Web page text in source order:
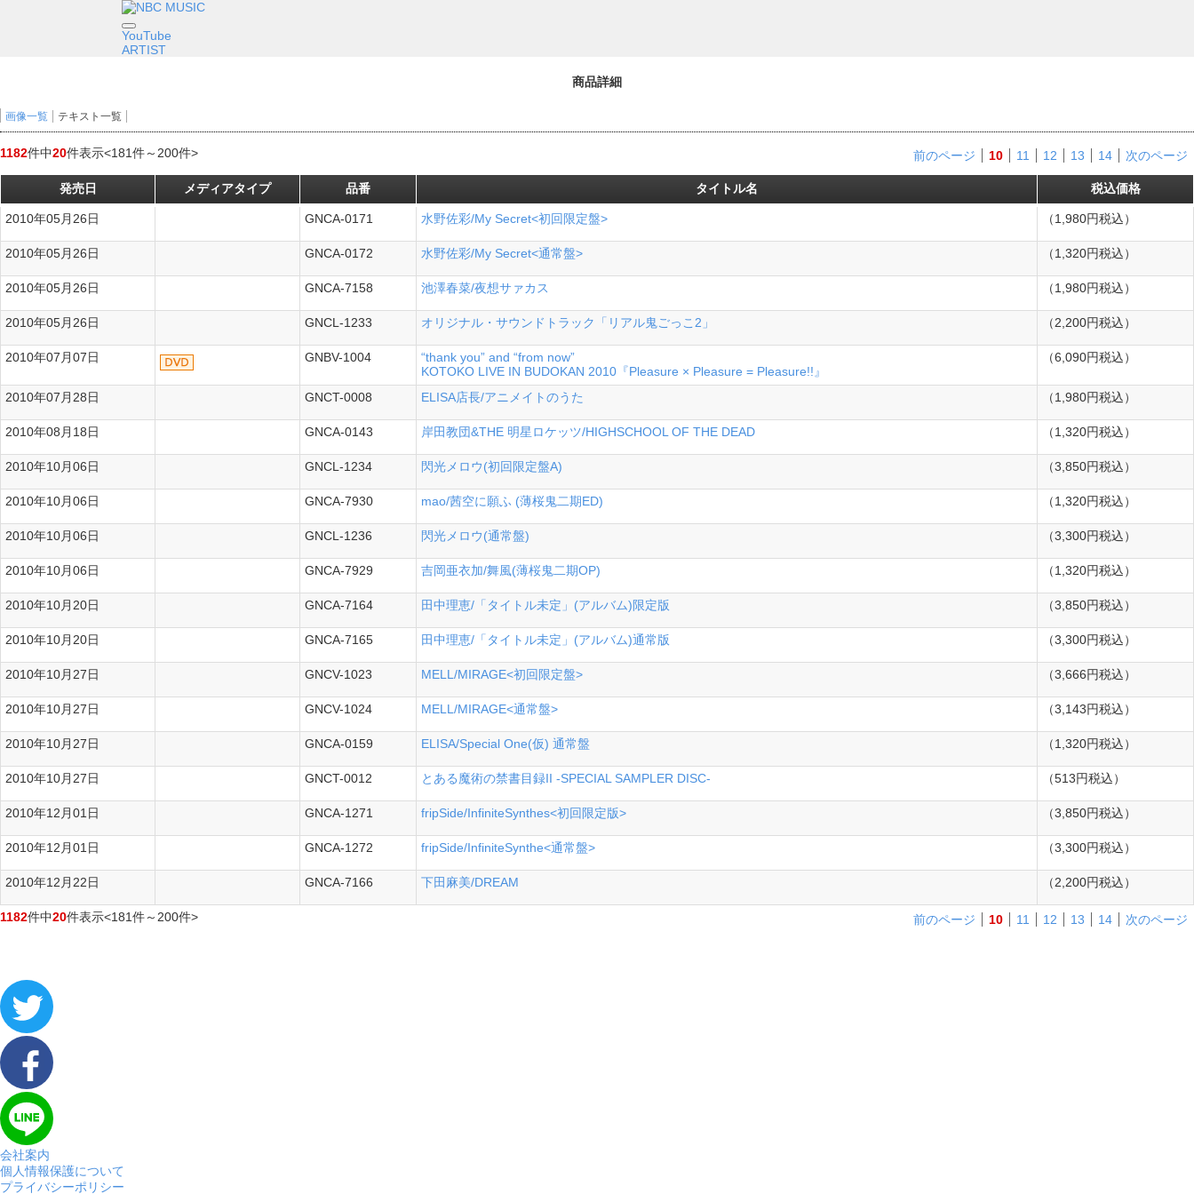
YouTube
ARTIST
商品詳細
画像一覧 テキスト一覧
1182件中20件表示<181件～200件> 前のページ 10 11 12 13 14 次のページ
発売日 メディアタイプ 品番 タイトル名 税込価格
2010年05月26日
シングル GNCA-0171 水野佐彩/My Secret<初回限定盤> （1,980円税込）
2010年05月26日
シングル GNCA-0172 水野佐彩/My Secret<通常盤> （1,320円税込）
2010年05月26日
ルバム GNCA-7158 池澤春菜/夜想サァカス （1,980円税込）
2010年05月26日
ルバム GNCL-1233 オリジナル・サウンドトラック「リアル鬼ごっこ2」 （2,200円税込）
2010年07月07日 GNBV-1004
“thank you” and “from now”
KOTOKO LIVE IN BUDOKAN 2010『Pleasure × Pleasure = Pleasure!!』
（6,090円税込）
2010年07月28日
シングル GNCT-0008 ELISA店長/アニメイトのうた （1,980円税込）
2010年08月18日
シングル GNCA-0143 岸田教団&THE 明星ロケッツ/HIGHSCHOOL OF THE DEAD （1,320円税込）
2010年10月06日
ルバム GNCL-1234 閃光メロウ(初回限定盤A) （3,850円税込）
2010年10月06日
シングル GNCA-7930 mao/茜空に願ふ (薄桜鬼二期ED) （1,320円税込）
2010年10月06日
ルバム GNCL-1236 閃光メロウ(通常盤) （3,300円税込）
2010年10月06日
シングル GNCA-7929 吉岡亜衣加/舞風(薄桜鬼二期OP) （1,320円税込）
2010年10月20日
ルバム GNCA-7164 田中理恵/「タイトル未定」(アルバム)限定版 （3,850円税込）
2010年10月20日
ルバム GNCA-7165 田中理恵/「タイトル未定」(アルバム)通常版 （3,300円税込）
2010年10月27日
ルバム GNCV-1023 MELL/MIRAGE<初回限定盤> （3,666円税込）
2010年10月27日
ルバム GNCV-1024 MELL/MIRAGE<通常盤> （3,143円税込）
2010年10月27日
シングル GNCA-0159 ELISA/Special One(仮) 通常盤 （1,320円税込）
2010年10月27日
シングル GNCT-0012 とある魔術の禁書目録II -SPECIAL SAMPLER DISC- （513円税込）
2010年12月01日
ルバム GNCA-1271 fripSide/InfiniteSynthes<初回限定版> （3,850円税込）
2010年12月01日
ルバム GNCA-1272 fripSide/InfiniteSynthe<通常盤> （3,300円税込）
2010年12月22日
ルバム GNCA-7166 下田麻美/DREAM （2,200円税込）
1182件中20件表示<181件～200件> 前のページ 10 11 12 13 14 次のページ
会社案内
個人情報保護について
プライバシーポリシー